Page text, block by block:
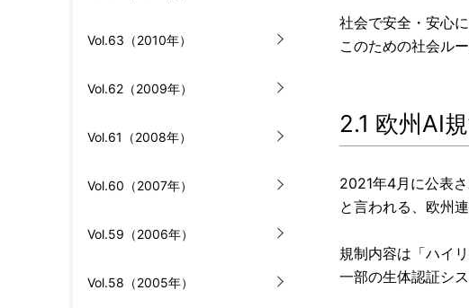
Vol.63（2010年）
Vol.62（2009年）
Vol.61（2008年）
Vol.60（2007年）
Vol.59（2006年）
Vol.58（2005年）
社会で安全・安心
このための社会ル
2.1 欧州AI
2021年4月に公表
と言われる、欧州
規制内容は「ハイ
一部の生体認証シ